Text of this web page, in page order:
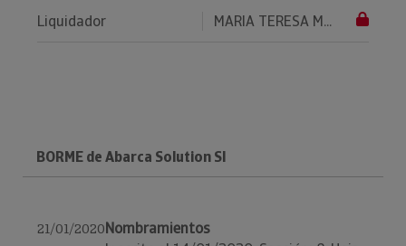
Liquidador MARIA TERESA M...
BORME de Abarca Solution Sl
21/01/2020Nombramientos